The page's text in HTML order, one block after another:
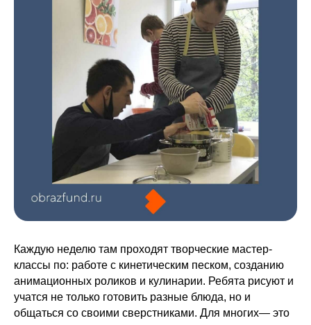
Каждую неделю там проходят творческие мастер-
классы по: работе с кинетическим песком, созданию
анимационных роликов и кулинарии. Ребята рисуют и
учатся не только готовить разные блюда, но и
общаться со своими сверстниками. Для многих— это